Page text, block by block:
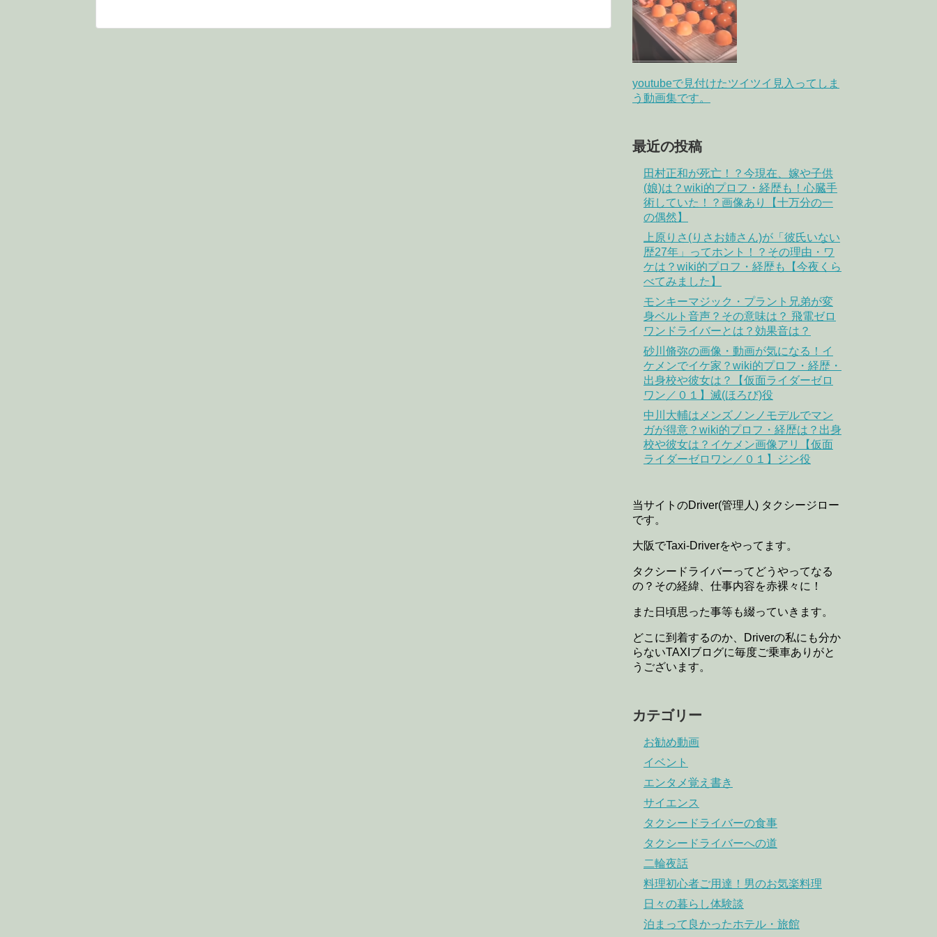
youtubeで見付けたツイツイ見入ってしま
う動画集です。
最近の投稿
田村正和が死亡！？今現在、嫁や子供
(娘)は？wiki的プロフ・経歴も！心臓手
術していた！？画像あり【十万分の一
の偶然】
上原りさ(りさお姉さん)が「彼氏いない
歴27年」ってホント！？その理由・ワ
ケは？wiki的プロフ・経歴も【今夜くら
べてみました】
モンキーマジック・プラント兄弟が変
身ベルト音声？その意味は？ 飛電ゼロ
ワンドライバーとは？効果音は？
砂川脩弥の画像・動画が気になる！イ
ケメンでイケ家？wiki的プロフ・経歴・
出身校や彼女は？【仮面ライダーゼロ
ワン／０１】滅(ほろび)役
中川大輔はメンズノンノモデルでマン
ガが得意？wiki的プロフ・経歴は？出身
校や彼女は？イケメン画像アリ【仮面
ライダーゼロワン／０１】ジン役
当サイトのDriver(管理人) タクシージロー
です。
大阪でTaxi-Driverをやってます。
タクシードライバーってどうやってなる
の？その経緯、仕事内容を赤裸々に！
また日頃思った事等も綴っていきます。
どこに到着するのか、Driverの私にも分か
らないTAXIブログに毎度ご乗車ありがと
うございます。
カテゴリー
お勧め動画
イベント
エンタメ覚え書き
サイエンス
タクシードライバーの食事
タクシードライバーへの道
二輪夜話
料理初心者ご用達！男のお気楽料理
日々の暮らし体験談
泊まって良かったホテル・旅館